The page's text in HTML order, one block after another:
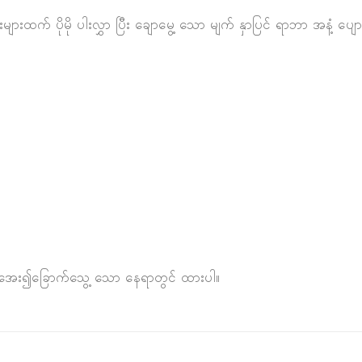
းထက် ပိုမို ပါးလွှာ ပြီး ချောမွေ့ သော မျက် နှာပြင် ရာဘာ အနံ့ ပျ
၍ခြောက်သွေ့ သော နေရာတွင် ထားပါ။